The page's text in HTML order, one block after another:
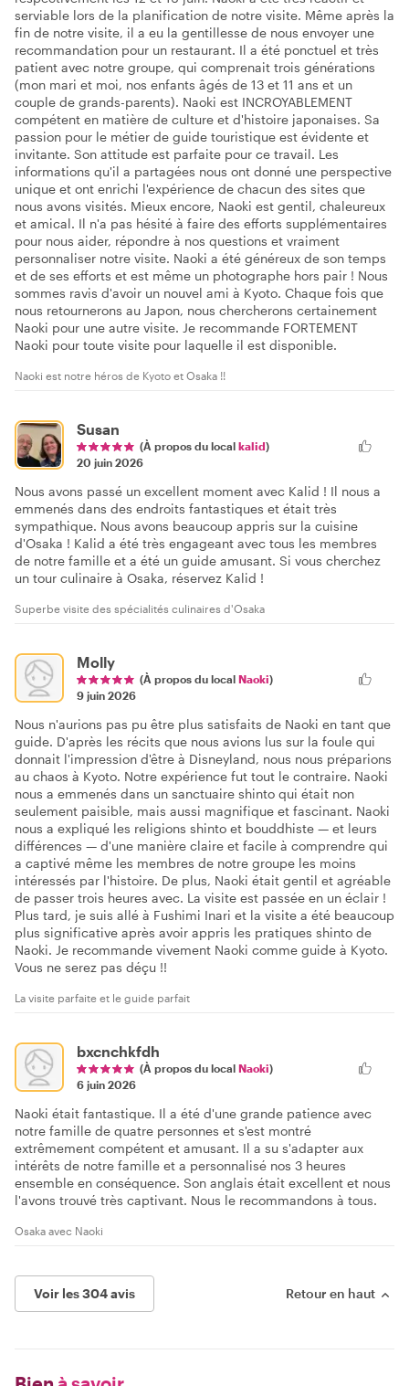
serviable lors de la planification de notre visite. Même après la
fin de notre visite, il a eu la gentillesse de nous envoyer une
recommandation pour un restaurant. Il a été ponctuel et très
patient avec notre groupe, qui comprenait trois générations
(mon mari et moi, nos enfants âgés de 13 et 11 ans et un
couple de grands-parents). Naoki est INCROYABLEMENT
compétent en matière de culture et d'histoire japonaises. Sa
passion pour le métier de guide touristique est évidente et
invitante. Son attitude est parfaite pour ce travail. Les
informations qu'il a partagées nous ont donné une perspective
unique et ont enrichi l'expérience de chacun des sites que
nous avons visités. Mieux encore, Naoki est gentil, chaleureux
et amical. Il n'a pas hésité à faire des efforts supplémentaires
pour nous aider, répondre à nos questions et vraiment
personnaliser notre visite. Naoki a été généreux de son temps
et de ses efforts et est même un photographe hors pair ! Nous
sommes ravis d'avoir un nouvel ami à Kyoto. Chaque fois que
nous retournerons au Japon, nous chercherons certainement
Naoki pour une autre visite. Je recommande FORTEMENT
Naoki pour toute visite pour laquelle il est disponible.
Naoki est notre héros de Kyoto et Osaka !!
Susan
(À propos du local kalid)
20 juin 2026
Nous avons passé un excellent moment avec Kalid ! Il nous a
emmenés dans des endroits fantastiques et était très
sympathique. Nous avons beaucoup appris sur la cuisine
d'Osaka ! Kalid a été très engageant avec tous les membres
de notre famille et a été un guide amusant. Si vous cherchez
un tour culinaire à Osaka, réservez Kalid !
Superbe visite des spécialités culinaires d'Osaka
Molly
(À propos du local Naoki)
9 juin 2026
Nous n'aurions pas pu être plus satisfaits de Naoki en tant que
guide. D'après les récits que nous avions lus sur la foule qui
donnait l'impression d'être à Disneyland, nous nous préparions
au chaos à Kyoto. Notre expérience fut tout le contraire. Naoki
nous a emmenés dans un sanctuaire shinto qui était non
seulement paisible, mais aussi magnifique et fascinant. Naoki
nous a expliqué les religions shinto et bouddhiste — et leurs
différences — d'une manière claire et facile à comprendre qui
a captivé même les membres de notre groupe les moins
intéressés par l'histoire. De plus, Naoki était gentil et agréable
de passer trois heures avec. La visite est passée en un éclair !
Plus tard, je suis allé à Fushimi Inari et la visite a été beaucoup
plus significative après avoir appris les pratiques shinto de
Naoki. Je recommande vivement Naoki comme guide à Kyoto.
Vous ne serez pas déçu !!
La visite parfaite et le guide parfait
bxcnchkfdh
(À propos du local Naoki)
6 juin 2026
Naoki était fantastique. Il a été d'une grande patience avec
notre famille de quatre personnes et s'est montré
extrêmement compétent et amusant. Il a su s'adapter aux
intérêts de notre famille et a personnalisé nos 3 heures
ensemble en conséquence. Son anglais était excellent et nous
l'avons trouvé très captivant. Nous le recommandons à tous.
Osaka avec Naoki
Voir les 304 avis Retour en haut